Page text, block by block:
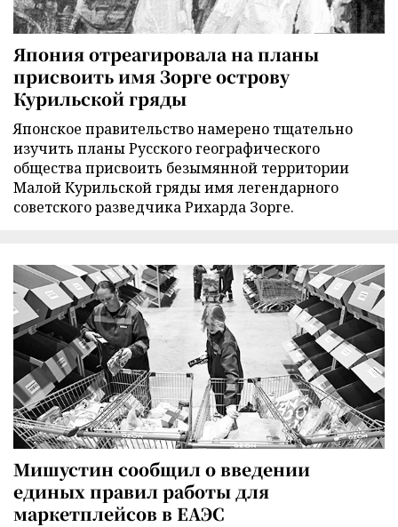
Япония отреагировала на планы
присвоить имя Зорге острову
Курильской гряды
Японское правительство намерено тщательно
изучить планы Русского географического
общества присвоить безымянной территории
Малой Курильской гряды имя легендарного
советского разведчика Рихарда Зорге.
Мишустин сообщил о введении
единых правил работы для
маркетплейсов в ЕАЭС